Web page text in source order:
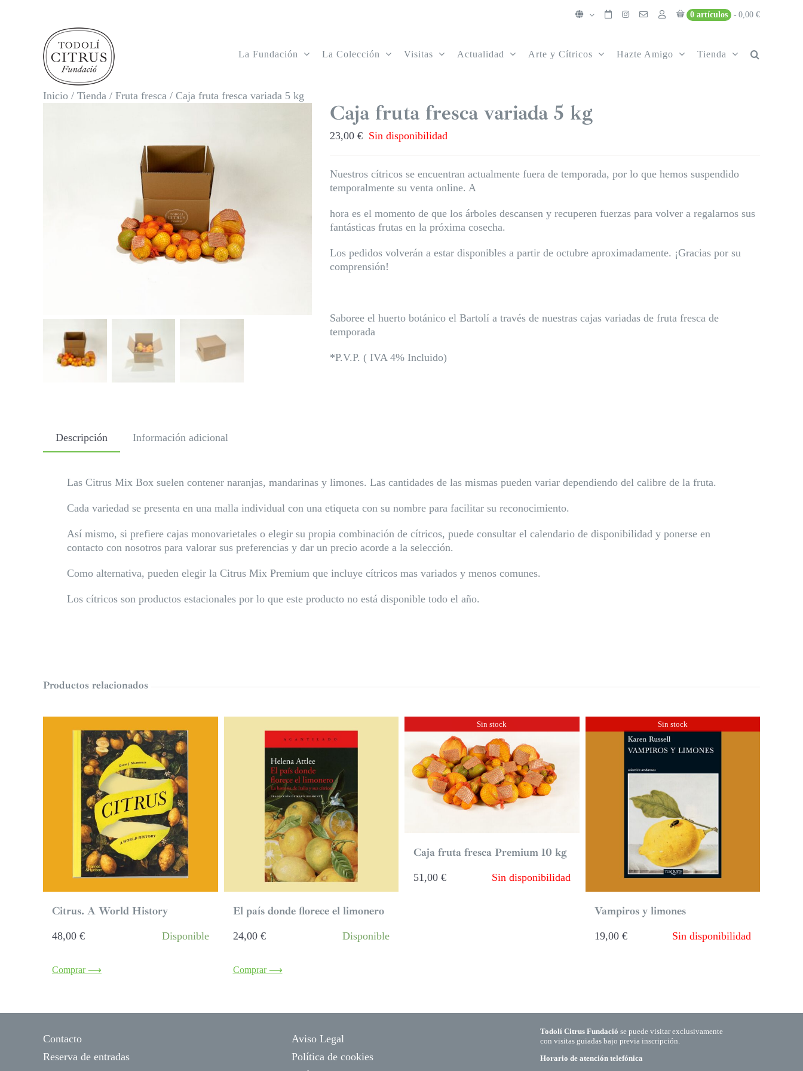
0 artículos 0,00 €
La Fundación La Colección Visitas Actualidad Arte y Cítricos Hazte Amigo Tienda
Inicio / Tienda / Fruta fresca / Caja fruta fresca variada 5 kg
Caja fruta fresca variada 5 kg
23,00 € Sin disponibilidad
Nuestros cítricos se encuentran actualmente fuera de temporada, por lo que hemos suspendido
temporalmente su venta online. A
hora es el momento de que los árboles descansen y recuperen fuerzas para volver a regalarnos sus
fantásticas frutas en la próxima cosecha.
Los pedidos volverán a estar disponibles a partir de octubre aproximadamente. ¡Gracias por su
comprensión!
Saboree el huerto botánico el Bartolí a través de nuestras cajas variadas de fruta fresca de
temporada
*P.V.P. ( IVA 4% Incluido)
Descripción Información adicional
Las Citrus Mix Box suelen contener naranjas, mandarinas y limones. Las cantidades de las mismas pueden variar dependiendo del calibre de la fruta.
Cada variedad se presenta en una malla individual con una etiqueta con su nombre para facilitar su reconocimiento.
Así mismo, si prefiere cajas monovarietales o elegir su propia combinación de cítricos, puede consultar el calendario de disponibilidad y ponerse en
contacto con nosotros para valorar sus preferencias y dar un precio acorde a la selección.
Como alternativa, pueden elegir la Citrus Mix Premium que incluye cítricos mas variados y menos comunes.
Los cítricos son productos estacionales por lo que este producto no está disponible todo el año.
Productos relacionados
Citrus. A World History
48,00 € Disponible
Comprar ⟶
El país donde florece el limonero
24,00 € Disponible
Comprar ⟶
Sin stock
Caja fruta fresca Premium 10 kg
51,00 € Sin disponibilidad
Sin stock
Vampiros y limones
19,00 € Sin disponibilidad
Contacto
Reserva de entradas
Aviso Legal
Política de cookies
Todolí Citrus Fundació se puede visitar exclusivamente
con visitas guiadas bajo previa inscripción.
Horario de atención telefónica